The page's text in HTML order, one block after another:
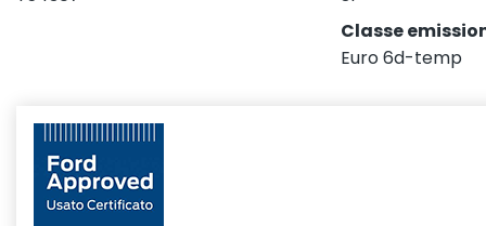
Classe
Euro 6d-temp